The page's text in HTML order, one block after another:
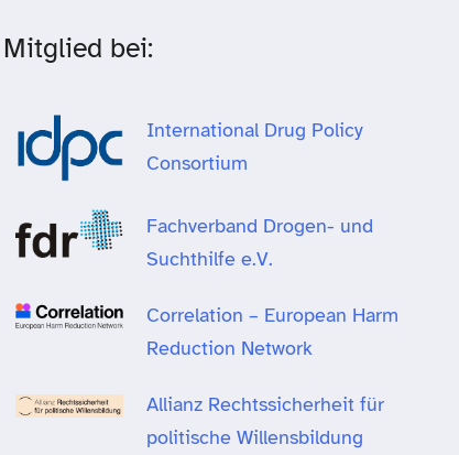
Mitglied bei:
International Drug Policy
Consortium
Fachverband Drogen- und
Suchthilfe e.V.
Correlation – European Harm
Reduction Network
Allianz Rechtssicherheit für
politische Willensbildung